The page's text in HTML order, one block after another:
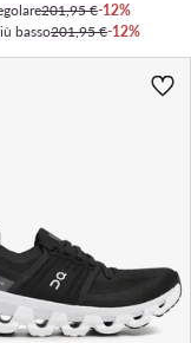
201,95 €-12%
basso201,95 €-12%